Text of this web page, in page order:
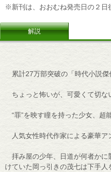
※新刊は、おおむね発売日の２日
解説
累計27万部突破の「時代小説傑
ちょっと怖いが、可愛くて切な
“罪”を映す瞳を持った少女、超
人気女性時代作家による豪華ア
拝み屋の少年、日道が何者かに
けていた岡っ引きの茂七は下手